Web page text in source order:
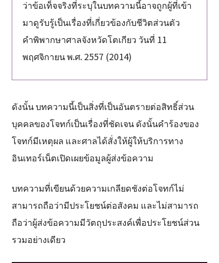
ว่าข้อเท็จจริงที่ระบุในบทความนี้อาจถูกผู้ที่เข้า
มาดูรับรู้เป็นเรื่องที่เกี่ยวข้องกับชีวิตส่วนตัว
คำพิพากษาศาลจังหวัดโตเกียว วันที่ 11
พฤศจิกายน พ.ศ. 2557 (2014)
ดังนั้น บทความนี้เป็นสิ่งที่เป็นอันตรายต่อสิทธิ์ส่วน
บุคคลของโจทก์เป็นเรื่องที่ชัดเจน ดังนั้นคำร้องของ
โจทก์มีเหตุผล และศาลได้สั่งให้ผู้ให้บริการทาง
อินเทอร์เน็ตเปิดเผยข้อมูลผู้ส่งข้อความ
บทความที่เขียนด้วยความเกลียดชังต่อโจทก์ไม่
สามารถถือว่ามีประโยชน์ต่อสังคม และไม่สามารถ
ถือว่าผู้ส่งข้อความมีวัตถุประสงค์เพื่อประโยชน์ส่วน
รวมอย่างเดียว